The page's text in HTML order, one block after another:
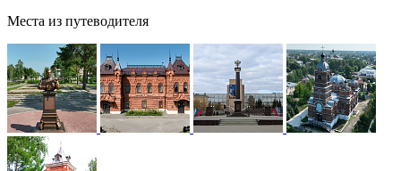
Места из путеводителя